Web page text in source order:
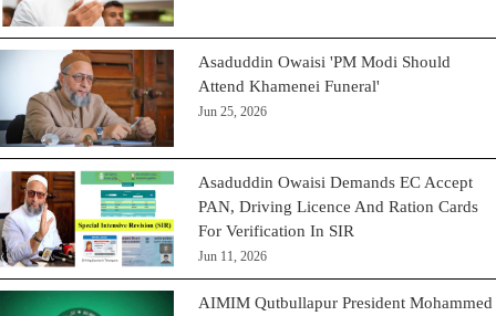
Asaduddin Owaisi 'PM Modi Should
Attend Khamenei Funeral'
Jun 25, 2026
Asaduddin Owaisi Demands EC Accept
PAN, Driving Licence And Ration Cards
For Verification In SIR
Jun 11, 2026
AIMIM Qutbullapur President Mohammed